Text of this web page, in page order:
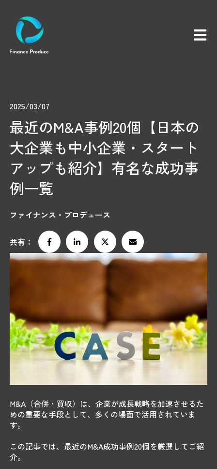
メイ
2025/03/07
最近のM&A事例20個【日本の
大企業も中小企業・スタート
アップも紹介】有名な成功事
例一覧
ファイナンス・プロデュース
共有：
M&A（合併・買収）は、企業が成長戦略を加速させるた
めの重要な手段として、多くの場面で活用されていま
す。
この記事では、最近のM&A成功事例20個を厳選してご紹
介。